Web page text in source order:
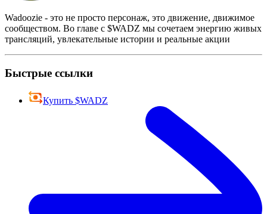
Wadoozie - это не просто персонаж, это движение, движимое
сообществом. Во главе с $WADZ мы сочетаем энергию живых
трансляций, увлекательные истории и реальные акции
Быстрые ссылки
Купить $WADZ